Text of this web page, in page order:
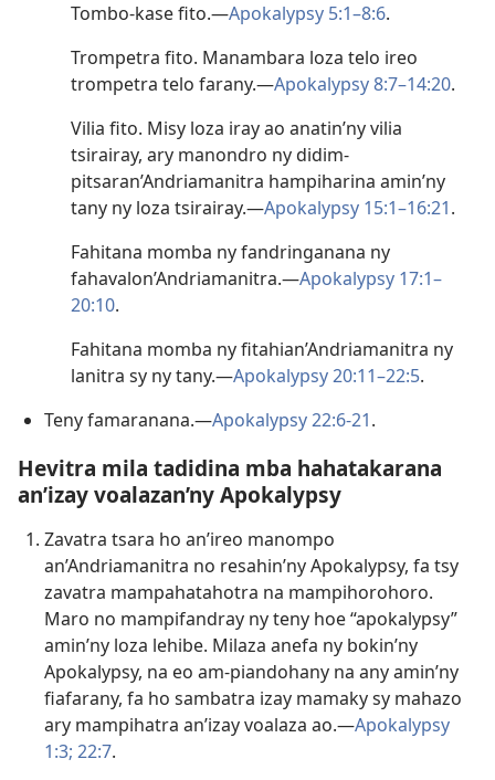
Tombo-kase fito.—Apokalypsy 5:1–8:6.
Trompetra fito. Manambara loza telo ireo
trompetra telo farany.—Apokalypsy 8:7–14:20.
Vilia fito. Misy loza iray ao anatin’ny vilia
tsirairay, ary manondro ny didim-
pitsaran’Andriamanitra hampiharina amin’ny
tany ny loza tsirairay.—Apokalypsy 15:1–16:21.
Fahitana momba ny fandringanana ny
fahavalon’Andriamanitra.—Apokalypsy 17:1–
20:10.
Fahitana momba ny fitahian’Andriamanitra ny
lanitra sy ny tany.—Apokalypsy 20:11–22:5.
Teny famaranana.—Apokalypsy 22:6-21.
Hevitra mila tadidina mba hahatakarana
an’izay voalazan’ny Apokalypsy
Zavatra tsara ho an’ireo manompo
an’Andriamanitra no resahin’ny Apokalypsy, fa tsy
zavatra mampahatahotra na mampihorohoro.
Maro no mampifandray ny teny hoe “apokalypsy”
amin’ny loza lehibe. Milaza anefa ny bokin’ny
Apokalypsy, na eo am-piandohany na any amin’ny
fiafarany, fa ho sambatra izay mamaky sy mahazo
ary mampihatra an’izay voalaza ao.—Apokalypsy
1:3; 22:7.